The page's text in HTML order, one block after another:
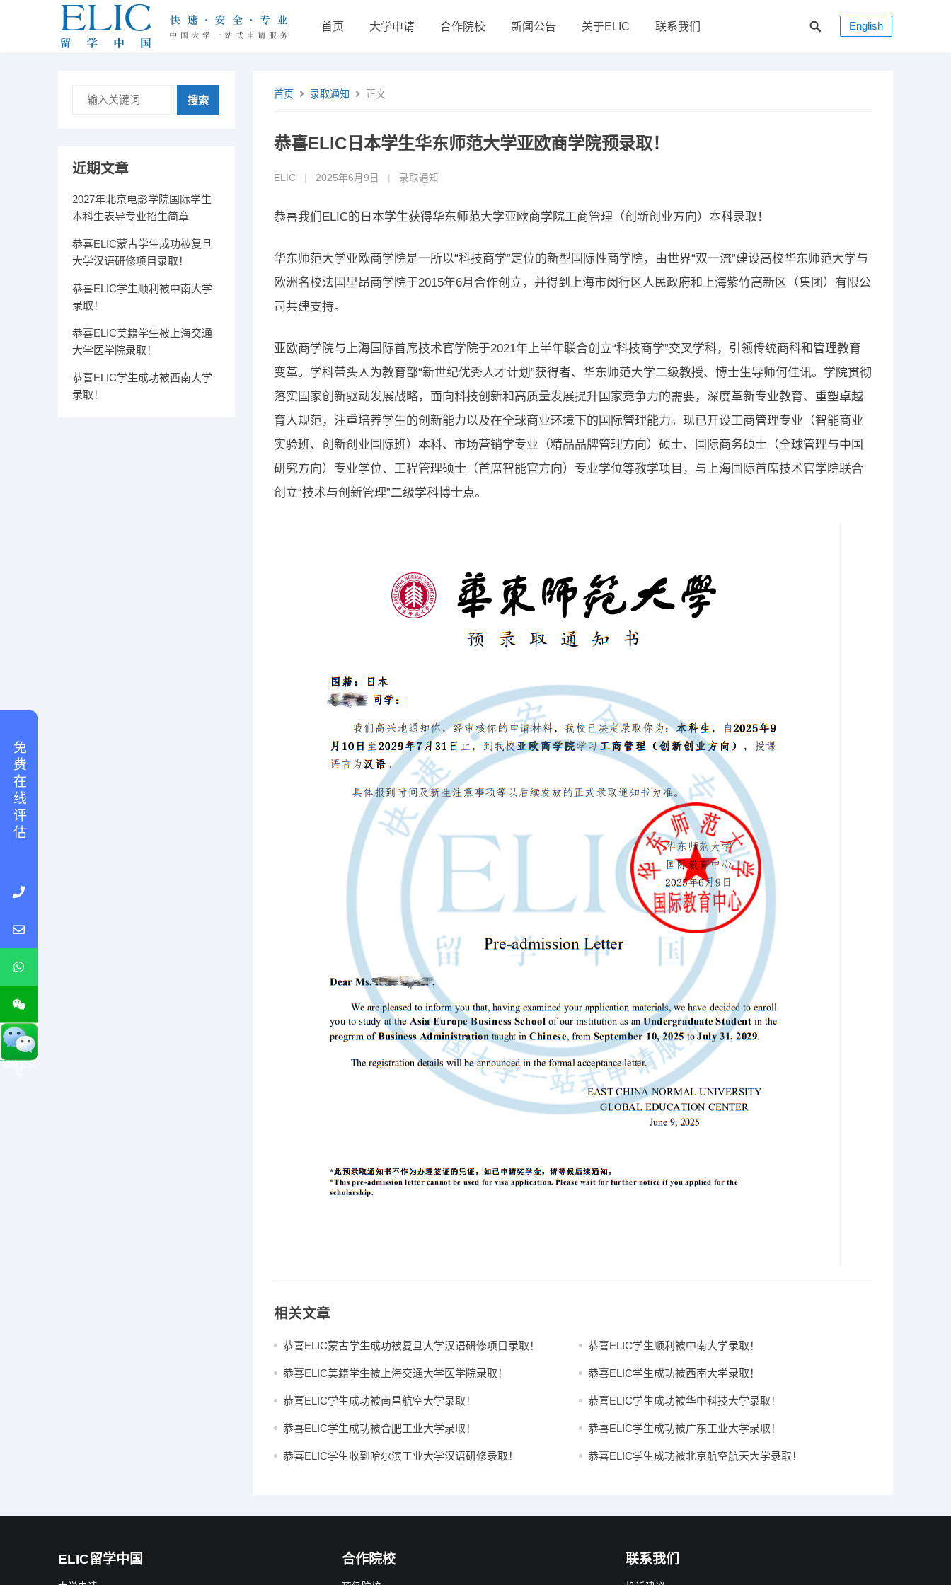
首页 大学申请 合作院校 新闻公告 关于ELIC 联系我们 English
首页 录取通知 正文
恭喜ELIC日本学生华东师范大学亚欧商学院预录取！
ELIC 2025年6月9日 录取通知
恭喜我们ELIC的日本学生获得华东师范大学亚欧商学院工商管理（创新创业方向）本科录取！
华东师范大学亚欧商学院是一所以“科技商学”定位的新型国际性商学院，由世界“双一流”建设高校华东师范大学与
欧洲名校法国里昂商学院于2015年6月合作创立，并得到上海市闵行区人民政府和上海紫竹高新区（集团）有限公
司共建支持。
亚欧商学院与上海国际首席技术官学院于2021年上半年联合创立“科技商学”交叉学科，引领传统商科和管理教育
变革。学科带头人为教育部“新世纪优秀人才计划”获得者、华东师范大学二级教授、博士生导师何佳讯。学院贯彻
落实国家创新驱动发展战略，面向科技创新和高质量发展提升国家竞争力的需要，深度革新专业教育、重塑卓越
育人规范，注重培养学生的创新能力以及在全球商业环境下的国际管理能力。现已开设工商管理专业（智能商业
实验班、创新创业国际班）本科、市场营销学专业（精品品牌管理方向）硕士、国际商务硕士（全球管理与中国
研究方向）专业学位、工程管理硕士（首席智能官方向）专业学位等教学项目，与上海国际首席技术官学院联合
创立“技术与创新管理”二级学科博士点。
相关文章
恭喜ELIC蒙古学生成功被复旦大学汉语研修项目录取！ 恭喜ELIC学生顺利被中南大学录取！
恭喜ELIC美籍学生被上海交通大学医学院录取！ 恭喜ELIC学生成功被西南大学录取！
恭喜ELIC学生成功被南昌航空大学录取！ 恭喜ELIC学生成功被华中科技大学录取！
恭喜ELIC学生成功被合肥工业大学录取！ 恭喜ELIC学生成功被广东工业大学录取！
恭喜ELIC学生收到哈尔滨工业大学汉语研修录取！ 恭喜ELIC学生成功被北京航空航天大学录取！
搜索
近期文章
2027年北京电影学院国际学生
本科生表导专业招生简章
恭喜ELIC蒙古学生成功被复旦
大学汉语研修项目录取！
恭喜ELIC学生顺利被中南大学
录取！
恭喜ELIC美籍学生被上海交通
大学医学院录取！
恭喜ELIC学生成功被西南大学
录取！
ELIC留学中国 合作院校 联系我们
免 费 在 线 评 估
微信公众